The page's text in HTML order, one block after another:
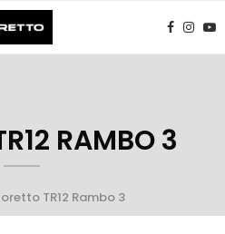
RAMBO 3
TR12 Rambo 3